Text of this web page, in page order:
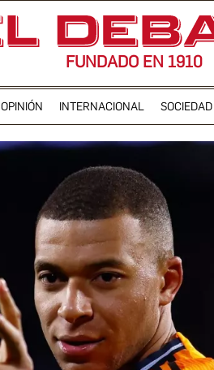
FUNDADO EN 1910
OPINIÓN INTERNACIONAL SOCIEDAD